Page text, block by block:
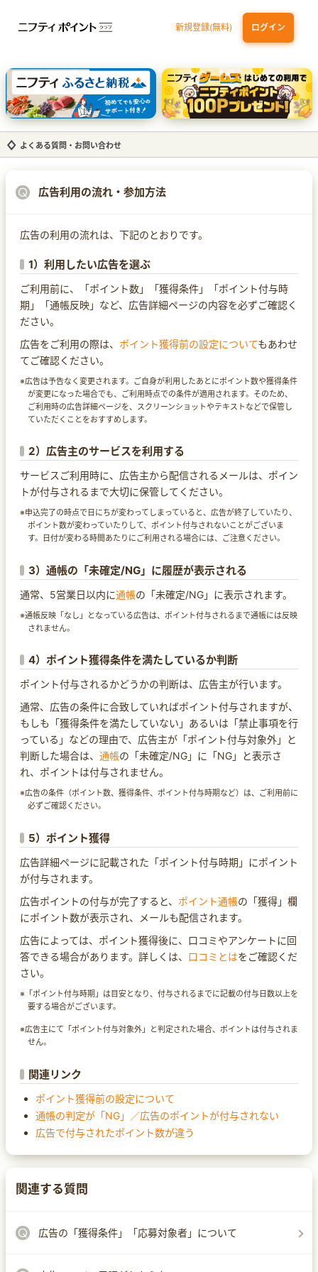
新規登録(無料) ログイン
dカード GOLD 三井住友カード ゴールド（NL）（家族カード発行）
【実質初月無料】DMM | Disney+(ディズニープラス) セットプラン
SBI証券 確定拠出年金（iDeCo）
よくある質問・お問い合わせ
広告利用の流れ・参加方法
広告の利用の流れは、下記のとおりです。
1）利用したい広告を選ぶ
ご利用前に、「ポイント数」「獲得条件」「ポイント付与時
期」「通帳反映」など、広告詳細ページの内容を必ずご確認く
ださい。
広告をご利用の際は、 ポイント獲得前の設定についてもあわせ
てご確認ください。
※広告は予告なく変更されます。ご自身が利用したあとにポイント数や獲得条件
が変更になった場合でも、ご利用時点での条件が適用されます。そのため、
ご利用時の広告詳細ページを、スクリーンショットやテキストなどで保管し
ていただくことをおすすめします。
2）広告主のサービスを利用する
サービスご利用時に、広告主から配信されるメールは、ポイン
トが付与されるまで大切に保管してください。
※申込完了の時点で日にちが変わってしまっていると、広告が終了していたり、
ポイント数が変わっていたりして、ポイント付与されないことがございま
す。日付が変わる時間あたりにご利用される場合には、ご注意ください。
3）通帳の「未確定/NG」に履歴が表示される
通常、5営業日以内に通帳の「未確定/NG」に表示されます。
※通帳反映「なし」となっている広告は、ポイント付与されるまで通帳には反映
されません。
4）ポイント獲得条件を満たしているか判断
ポイント付与されるかどうかの判断は、広告主が行います。
通常、広告の条件に合致していればポイント付与されますが、
もしも「獲得条件を満たしていない」あるいは「禁止事項を行
っている」などの理由で、広告主が「ポイント付与対象外」と
判断した場合は、 通帳の「未確定/NG」に「NG」と表示さ
れ、ポイントは付与されません。
※広告の条件（ポイント数、獲得条件、ポイント付与時期など）は、ご利用前に
必ずご確認ください。
5）ポイント獲得
広告詳細ページに記載された「ポイント付与時期」にポイント
が付与されます。
広告ポイントの付与が完了すると、 ポイント通帳の「獲得」欄
にポイント数が表示され、メールも配信されます。
広告によっては、ポイント獲得後に、口コミやアンケートに回
答できる場合があります。詳しくは、 口コミとはをご確認くだ
さい。
※「ポイント付与時期」は目安となり、付与されるまでに記載の付与日数以上を
要する場合がございます。
※広告主にて「ポイント付与対象外」と判定された場合、ポイントは付与されま
せん。
関連リンク
ポイント獲得前の設定について
通帳の判定が「NG」／広告のポイントが付与されない
広告で付与されたポイント数が違う
関連する質問
広告の「獲得条件」「応募対象者」について